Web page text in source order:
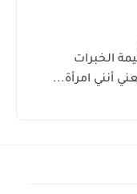
الخبرات
أنني امرأة...